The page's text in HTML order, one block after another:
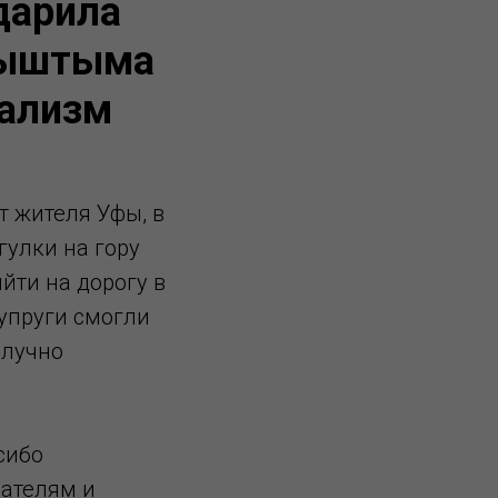
жителя Уфы, в
на гору
на дорогу в
смогли
и